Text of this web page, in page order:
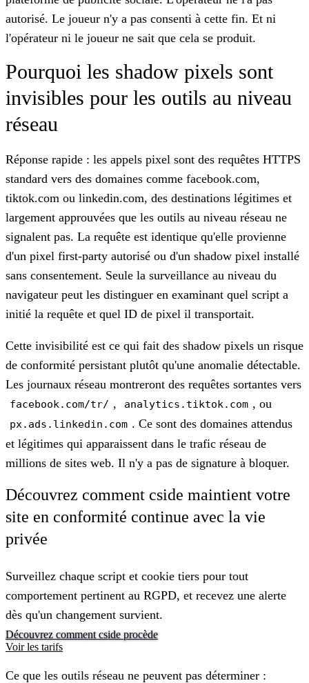
autorisé. Le joueur n'y a pas consenti à cette fin. Et ni
l'opérateur ni le joueur ne sait que cela se produit.
Pourquoi les shadow pixels sont
invisibles pour les outils au niveau
réseau
Réponse rapide : les appels pixel sont des requêtes HTTPS
standard vers des domaines comme facebook.com,
tiktok.com ou linkedin.com, des destinations légitimes et
largement approuvées que les outils au niveau réseau ne
signalent pas. La requête est identique qu'elle provienne
d'un pixel first-party autorisé ou d'un shadow pixel installé
sans consentement. Seule la surveillance au niveau du
navigateur peut les distinguer en examinant quel script a
initié la requête et quel ID de pixel il transportait.
Cette invisibilité est ce qui fait des shadow pixels un risque
de conformité persistant plutôt qu'une anomalie détectable.
Les journaux réseau montreront des requêtes sortantes vers
facebook.com/tr/ , analytics.tiktok.com , ou
px.ads.linkedin.com . Ce sont des domaines attendus
et légitimes qui apparaissent dans le trafic réseau de
millions de sites web. Il n'y a pas de signature à bloquer.
Découvrez comment cside maintient votre
site en conformité continue avec la vie
privée
Surveillez chaque script et cookie tiers pour tout
comportement pertinent au RGPD, et recevez une alerte
dès qu'un changement survient.
Découvrez comment cside procède
Voir les tarifs
Ce que les outils réseau ne peuvent pas déterminer :